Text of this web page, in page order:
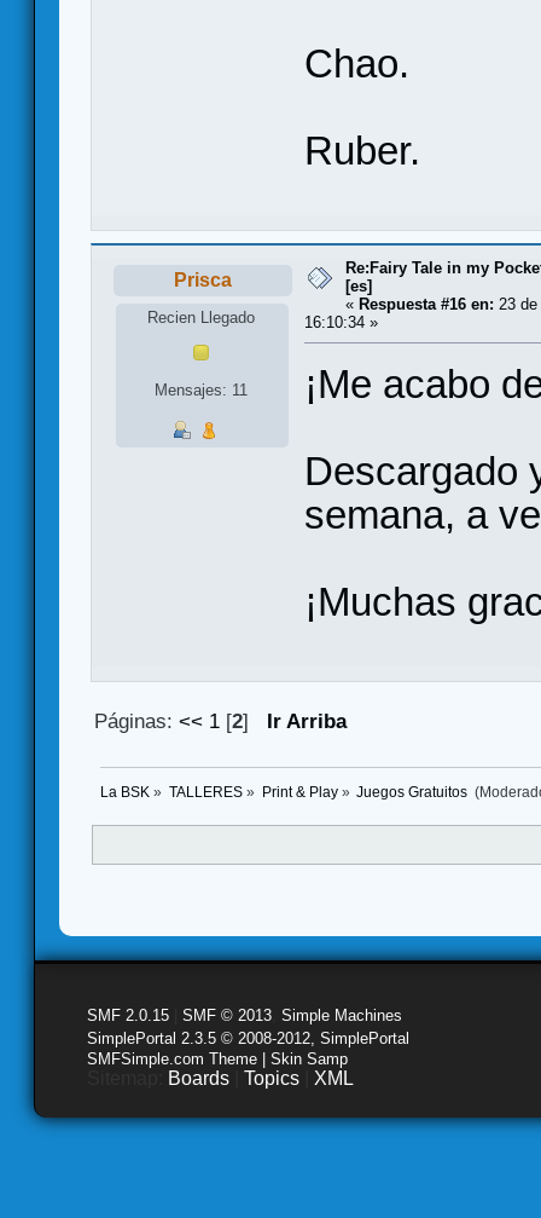
Chao.
Ruber.
Prisca
Recien Llegado
Mensajes: 11
Re:Fairy Tale in my
[es]
« Respuesta #16 en: 23
16:10:34 »
¡Me acabo
Descargado
semana, a
¡Muchas
Páginas:<< 1 [2] Ir Arriba
La BSK » TALLERES» Print & Play» Juegos Gratuitos
SMF 2.0.15 SMF © 2013 Simple Machines
SimplePortal 2.3.5 © 2008-2012, SimplePortal
SMFSimple.com Theme | Skin Samp
Boards Topics XML